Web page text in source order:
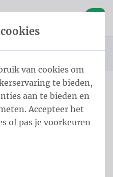
Vlag Servië 150x200 cm
cm
van cookies om
te bieden,
aan te bieden en
Accepteer het
of pas je voorkeuren